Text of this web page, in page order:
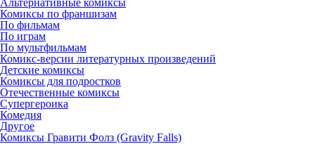
Комиксы по франшизам
По фильмам
По играм
По мультфильмам
Комикс-версии литературных произведений
Детские комиксы
Комиксы для подростков
Отечественные комиксы
Супергероика
Комедия
Другое
Комиксы Гравити Фолз (Gravity Falls)